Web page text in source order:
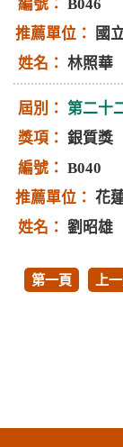
B046
國
林照華
第二十
銀質獎
B040
花
劉昭雄
第一頁 上